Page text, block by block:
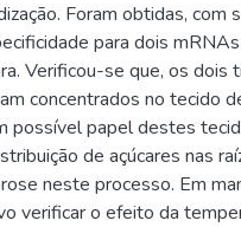
Foram obtidas, com
para dois
Verificou-se que, os
concentrados no tecido
possível papel destes
de açúcares nas
neste processo. Em
verificar o efeito da